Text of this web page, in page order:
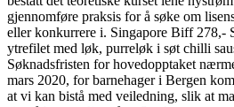
gjennomføre praksis for å søke om
eller konkurrere i. Singapore Biff 278,-
ytrefilet med løk, purreløk i søt chilli
Søknadsfristen for hovedopptaket
mars 2020, for barnehager i Bergen
at vi kan bistå med veiledning, slik at